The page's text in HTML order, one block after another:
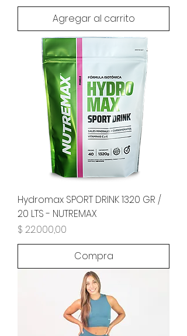
Agregar al carrito
Hydromax SPORT DRINK 1320 GR /
20 LTS - NUTREMAX
Precio
$ 22.000,00
Compra